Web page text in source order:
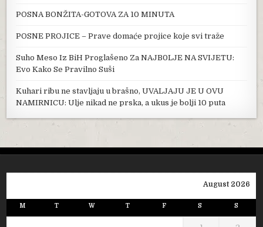
POSNA BONŽITA-GOTOVA ZA 10 MINUTA
POSNE PROJICE – Prave domaće projice koje svi traže
Suho Meso Iz BiH Proglašeno Za NAJB0LJE NA SVIJETU:
Evo Kako Se Pravilno Suši
Kuhari ribu ne stavljaju u brašno, UVALJAJU JE U OVU
NAMIRNICU: Ulje nikad ne prska, a ukus je bolji 10 puta
August 2026
M T W T F S S